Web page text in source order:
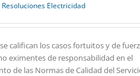
Resoluciones Electricidad
califican los casos fortuitos y de
eximentes de responsabilidad en el
de las Normas de Calidad del